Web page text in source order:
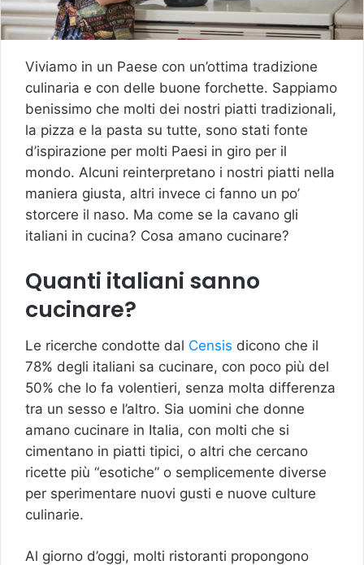
Viviamo in un Paese con un’ottima tradizione
culinaria e con delle buone forchette. Sappiamo
benissimo che molti dei nostri piatti tradizionali,
la pizza e la pasta su tutte, sono stati fonte
d’ispirazione per molti Paesi in giro per il
mondo. Alcuni reinterpretano i nostri piatti nella
maniera giusta, altri invece ci fanno un po’
storcere il naso. Ma come se la cavano gli
italiani in cucina? Cosa amano cucinare?
Quanti italiani sanno
cucinare?
Le ricerche condotte dal Censis dicono che il
78% degli italiani sa cucinare, con poco più del
50% che lo fa volentieri, senza molta differenza
tra un sesso e l’altro. Sia uomini che donne
amano cucinare in Italia, con molti che si
cimentano in piatti tipici, o altri che cercano
ricette più “esotiche” o semplicemente diverse
per sperimentare nuovi gusti e nuove culture
culinarie.
Al giorno d’oggi, molti ristoranti propongono